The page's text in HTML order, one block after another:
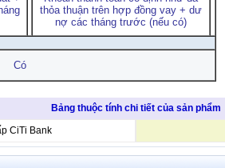
thỏa thuận trên hợp đồng vay + dư
nợ các tháng trước (nếu có)
Có
Bảng thuộc tính chi tiết của sản phẩm
CiTi Bank